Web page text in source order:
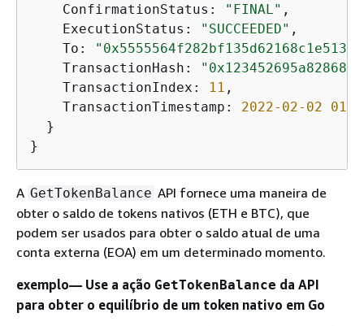
    ConfirmationStatus:
"FINAL" ,
    ExecutionStatus:
"SUCCEEDED" ,
    To:
    TransactionHash:
    TransactionIndex:
11 ,
    TransactionTimestamp:
2022-02-02 01
  }
}
A GetTokenBalance API fornece uma maneira de
obter o saldo de tokens nativos (ETH e BTC), que
podem ser usados para obter o saldo atual de uma
conta externa (EOA) em um determinado momento.
exemplo— Use a ação GetTokenBalance da API
para obter o equilíbrio de um token nativo em Go